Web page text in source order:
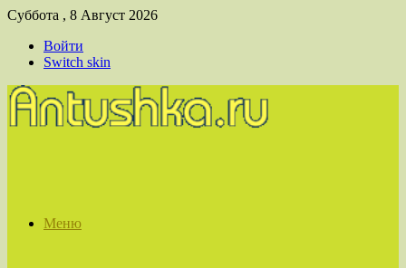
Суббота , 8 Август 2026
Войти
Switch skin
Меню